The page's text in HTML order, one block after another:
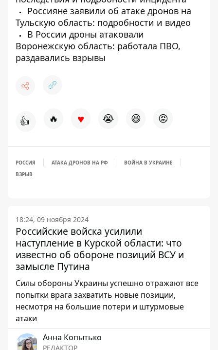
Россияне заявили об атаке дронов на
Тульскую область: подробности и видео
В России дроны атаковали
Воронежскую область: работала ПВО,
раздавались взрывы
👍 🔥 ♥ 😭 😆 😡
РОССИЯ АТАКА ДРОНОВ НА РФ
ВОЙНА В УКРАИНЕ
ВЗРЫВ
18:24, 09 ноября 2024
Российские войска усилили
наступление в Курской области: что
известно об обороне позиций ВСУ и
замысле Путина
Силы обороны Украины успешно отражают все
попытки врага захватить новые позиции,
несмотря на большие потери и штурмовые
атаки
Анна Копытько
РЕДАКТОР